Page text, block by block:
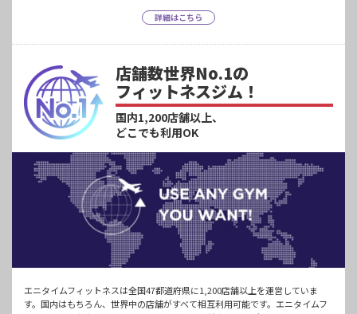
詳細はこちら
店舗数世界No.1の
フィットネスジム！
国内1,200店舗以上、
どこでも利用OK
エニタイムフィットネスは全国47都道府県に1,200店舗以上を運営していま
す。国内はもちろん、世界中の店舗がすべて相互利用可能です。エニタイムフ